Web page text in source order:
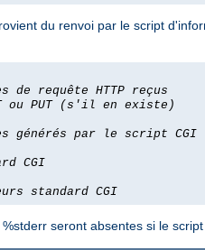
du renvoi par le script
de requête HTTP reçus
ou PUT (s'il en existe)
générés par le script CGI
CGI
standard CGI
seront absentes si le